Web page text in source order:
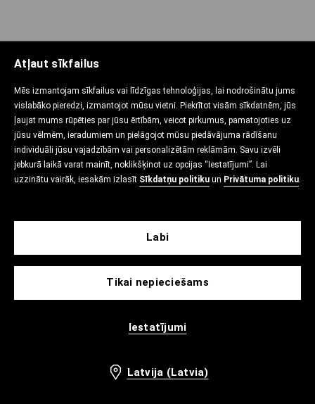
Atļaut sīkfailus
Mēs izmantojam sīkfailus vai līdzīgas tehnoloģijas, lai nodrošinātu jums
vislabāko pieredzi, izmantojot mūsu vietni. Piekrītot visām sīkdatnēm, jūs
ļaujat mums rūpēties par jūsu ērtībām, veicot pirkumus, pamatojoties uz
jūsu vēlmēm, ieradumiem un pielāgojot mūsu piedāvājuma rādīšanu
individuāli jūsu vajadzībām vai personalizētām reklāmām. Savu izvēli
jebkurā laikā varat mainīt, noklikšķinot uz opcijas “Iestatījumi”. Lai
uzzinātu vairāk, iesakām izlasīt Sīkdatņu politiku un Privātuma politiku.
Tikai nepieciešams
Iestatījumi
Labi
Latvija (Latvia)